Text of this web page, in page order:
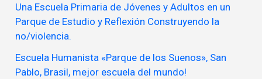
Una Escuela Primaria de Jóvenes y Adultos en un
Parque de Estudio y Reflexión Construyendo la
no/violencia.
Escuela Humanista «Parque de los Suenos», San
Pablo, Brasil, mejor escuela del mundo!